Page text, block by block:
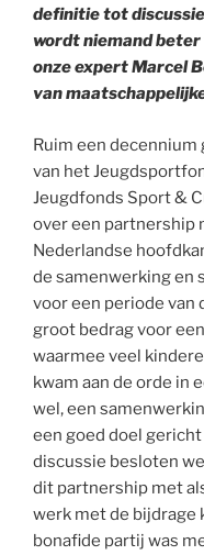
definitie tot
wordt niemand beter
onze expert Marcel
van
Ruim een
van het
Jeugdfonds Sport &
over een partnership
Nederlandse
de samenwerking en
voor een periode van
groot bedrag voor
waarmee veel
kwam aan de orde in
wel, een
een goed doel gericht
discussie besloten
dit partnership met
werk met de bijdrage
bonafide partij was